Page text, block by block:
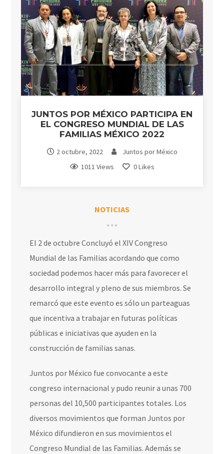
JUNTOS POR MÉXICO PARTICIPA EN
EL CONGRESO MUNDIAL DE LAS
FAMILIAS MÉXICO 2022
2 octubre, 2022
Juntos por México
1011 Views
0Likes
NOTICIAS
El 2 de octubre Concluyó el XIV Congreso
Mundial de las Familias acordando que como
sociedad podemos hacer más para favorecer el
desarrollo integral y pleno de sus miembros. Se
remarcó que este evento es sólo un parteaguas
que incentiva a trabajar en futuras políticas
públicas e iniciativas que ayuden en la
construcción de familias sanas.
Juntos por México fue convocante a este
congreso internacional y pudo reunir a unas 700
personas del 10,500 participantes totales. Los
diversos movimientos que forman Juntos por
México difundieron en sus movimientos el
Congreso Mundial de las Familias. Además se